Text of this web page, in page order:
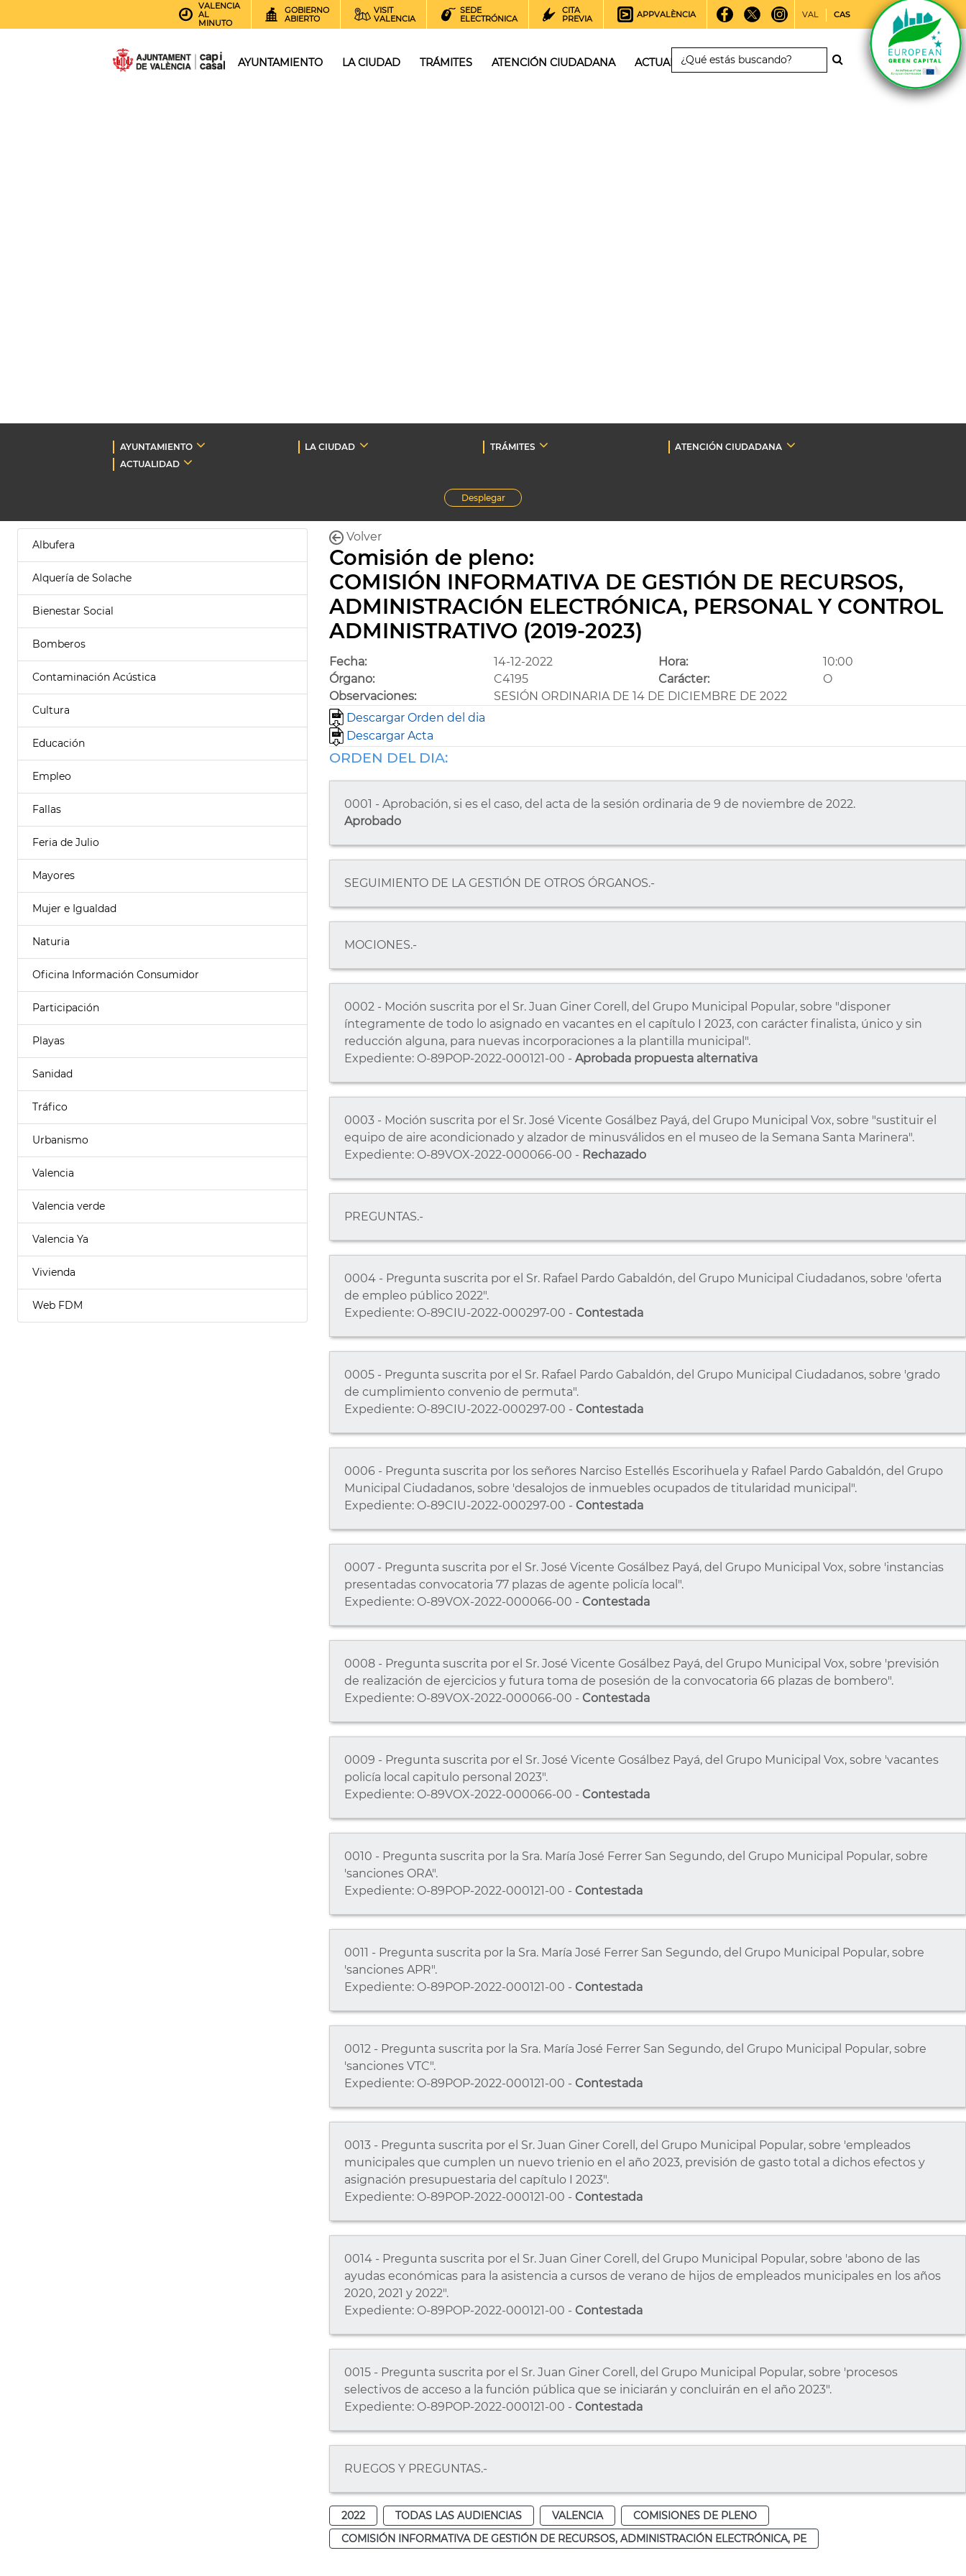
VALENCIA
AL
MINUTO
GOBIERNO
ABIERTO
VISIT
VALENCIA
SEDE
ELECTRÓNICA
CITA
PREVIA
APPVALÈNCIA VAL CAS
AYUNTAMIENTO LA CIUDAD TRÁMITES ATENCIÓN CIUDADANA ACTUALIDAD
AYUNTAMIENTO LA CIUDAD TRÁMITES
ATENCIÓN CIUDADANA
ACTUALIDAD
Desplegar
Albufera
Alquería de Solache
Bienestar Social
Bomberos
Contaminación Acústica
Cultura
Educación
Empleo
Fallas
Feria de Julio
Mayores
Mujer e Igualdad
Naturia
Oficina Información Consumidor
Participación
Playas
Sanidad
Tráfico
Urbanismo
Valencia
Valencia verde
Valencia Ya
Vivienda
Web FDM
Volver
Comisión de pleno:
COMISIÓN INFORMATIVA DE GESTIÓN DE RECURSOS,
ADMINISTRACIÓN ELECTRÓNICA, PERSONAL Y CONTROL
ADMINISTRATIVO (2019-2023)
Fecha: 14-12-2022 Hora:
10:00
Órgano:
C4195 Carácter:
O
Observaciones:
SESIÓN ORDINARIA DE 14 DE DICIEMBRE DE 2022
Descargar Orden del dia
Descargar Acta
ORDEN DEL DIA:
0001 - Aprobación, si es el caso, del acta de la sesión ordinaria de 9 de noviembre de 2022.
Aprobado
SEGUIMIENTO DE LA GESTIÓN DE OTROS ÓRGANOS.-
MOCIONES.-
0002 - Moción suscrita por el Sr. Juan Giner Corell, del Grupo Municipal Popular, sobre "disponer
íntegramente de todo lo asignado en vacantes en el capítulo I 2023, con carácter finalista, único y sin
reducción alguna, para nuevas incorporaciones a la plantilla municipal".
Expediente: O-89POP-2022-000121-00 - Aprobada propuesta alternativa
0003 - Moción suscrita por el Sr. José Vicente Gosálbez Payá, del Grupo Municipal Vox, sobre "sustituir el
equipo de aire acondicionado y alzador de minusválidos en el museo de la Semana Santa Marinera".
Expediente: O-89VOX-2022-000066-00 - Rechazado
PREGUNTAS.-
0004 - Pregunta suscrita por el Sr. Rafael Pardo Gabaldón, del Grupo Municipal Ciudadanos, sobre 'oferta
de empleo público 2022".
Expediente: O-89CIU-2022-000297-00 - Contestada
0005 - Pregunta suscrita por el Sr. Rafael Pardo Gabaldón, del Grupo Municipal Ciudadanos, sobre 'grado
de cumplimiento convenio de permuta".
Expediente: O-89CIU-2022-000297-00 - Contestada
0006 - Pregunta suscrita por los señores Narciso Estellés Escorihuela y Rafael Pardo Gabaldón, del Grupo
Municipal Ciudadanos, sobre 'desalojos de inmuebles ocupados de titularidad municipal".
Expediente: O-89CIU-2022-000297-00 - Contestada
0007 - Pregunta suscrita por el Sr. José Vicente Gosálbez Payá, del Grupo Municipal Vox, sobre 'instancias
presentadas convocatoria 77 plazas de agente policía local".
Expediente: O-89VOX-2022-000066-00 - Contestada
0008 - Pregunta suscrita por el Sr. José Vicente Gosálbez Payá, del Grupo Municipal Vox, sobre 'previsión
de realización de ejercicios y futura toma de posesión de la convocatoria 66 plazas de bombero".
Expediente: O-89VOX-2022-000066-00 - Contestada
0009 - Pregunta suscrita por el Sr. José Vicente Gosálbez Payá, del Grupo Municipal Vox, sobre 'vacantes
policía local capitulo personal 2023".
Expediente: O-89VOX-2022-000066-00 - Contestada
0010 - Pregunta suscrita por la Sra. María José Ferrer San Segundo, del Grupo Municipal Popular, sobre
'sanciones ORA".
Expediente: O-89POP-2022-000121-00 - Contestada
0011 - Pregunta suscrita por la Sra. María José Ferrer San Segundo, del Grupo Municipal Popular, sobre
'sanciones APR".
Expediente: O-89POP-2022-000121-00 - Contestada
0012 - Pregunta suscrita por la Sra. María José Ferrer San Segundo, del Grupo Municipal Popular, sobre
'sanciones VTC".
Expediente: O-89POP-2022-000121-00 - Contestada
0013 - Pregunta suscrita por el Sr. Juan Giner Corell, del Grupo Municipal Popular, sobre 'empleados
municipales que cumplen un nuevo trienio en el año 2023, previsión de gasto total a dichos efectos y
asignación presupuestaria del capítulo I 2023".
Expediente: O-89POP-2022-000121-00 - Contestada
0014 - Pregunta suscrita por el Sr. Juan Giner Corell, del Grupo Municipal Popular, sobre 'abono de las
ayudas económicas para la asistencia a cursos de verano de hijos de empleados municipales en los años
2020, 2021 y 2022".
Expediente: O-89POP-2022-000121-00 - Contestada
0015 - Pregunta suscrita por el Sr. Juan Giner Corell, del Grupo Municipal Popular, sobre 'procesos
selectivos de acceso a la función pública que se iniciarán y concluirán en el año 2023".
Expediente: O-89POP-2022-000121-00 - Contestada
RUEGOS Y PREGUNTAS.-
2022 TODAS LAS AUDIENCIAS VALENCIA
COMISIONES DE PLENO
COMISIÓN INFORMATIVA DE GESTIÓN DE RECURSOS, ADMINISTRACIÓN ELECTRÓNICA, PE